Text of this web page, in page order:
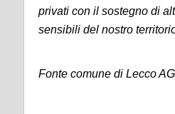
privati con il sostegno di
sensibili del nostro
Fonte comune di Lecco AG